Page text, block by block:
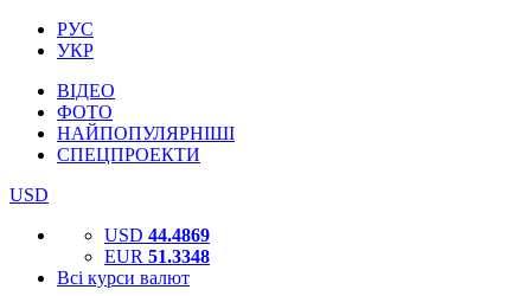
РУС
УКР
ВІДЕО
ФОТО
НАЙПОПУЛЯРНІШІ
СПЕЦПРОЕКТИ
USD
USD 44.4869
EUR 51.3348
Всі курси валют